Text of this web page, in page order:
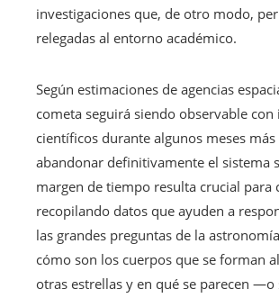
investigaciones que, de otro modo,
relegadas al entorno académico.
Según estimaciones de agencias
cometa seguirá siendo observable
científicos durante algunos meses más
abandonar definitivamente el sistema
margen de tiempo resulta crucial para
recopilando datos que ayuden a
las grandes preguntas de la
cómo son los cuerpos que se forman
otras estrellas y en qué se parecen —o